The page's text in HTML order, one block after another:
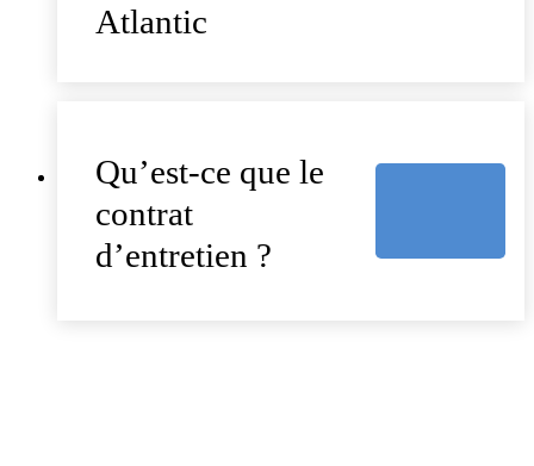
Atlantic
Qu’est-ce que le
contrat
d’entretien ?